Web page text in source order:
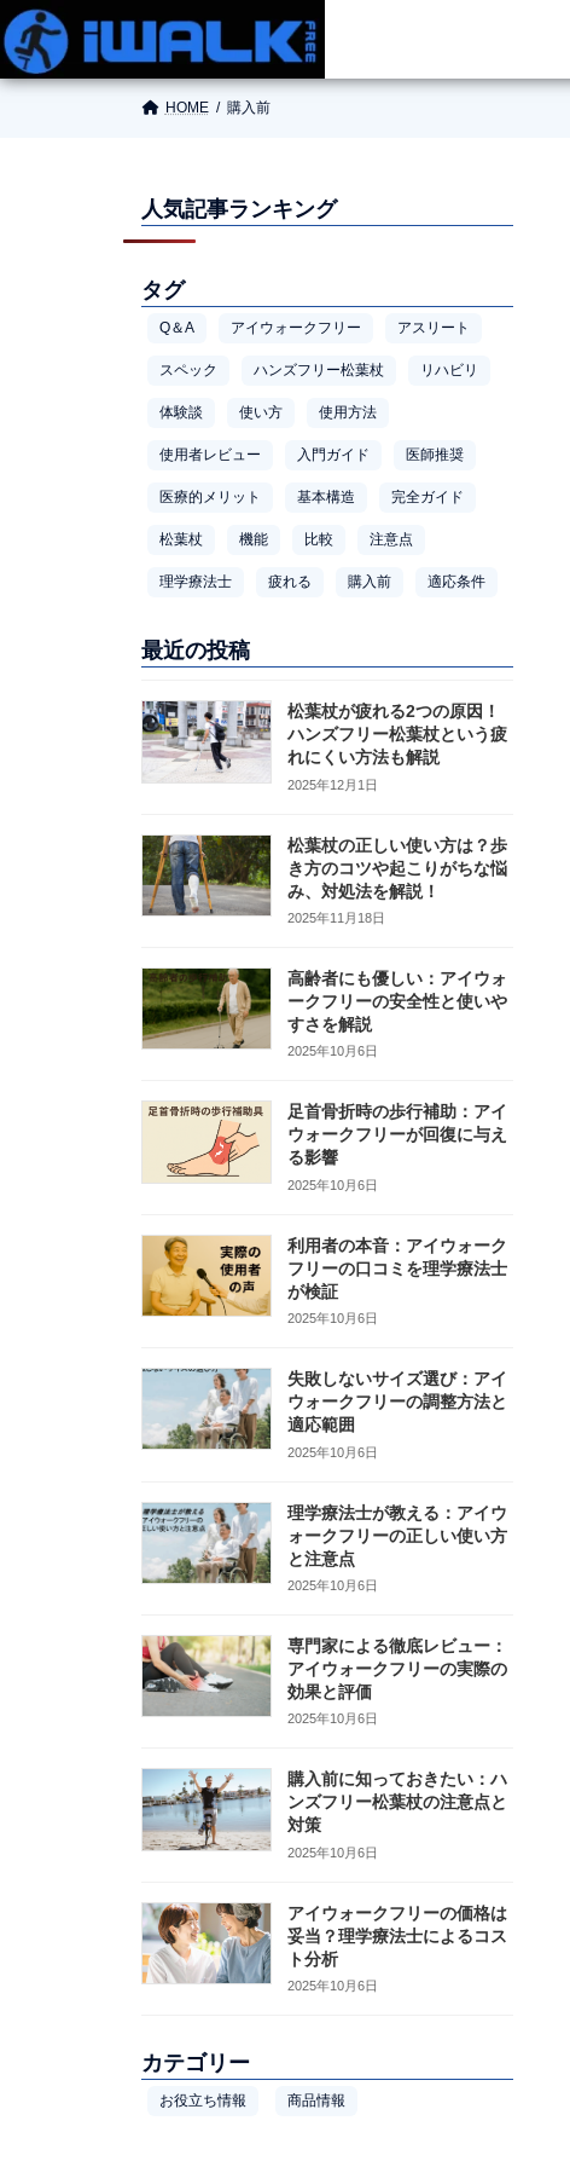
HOME 購入前
人気記事ランキング
タグ
Q＆A アイウォークフリー アスリート
スペック ハンズフリー松葉杖 リハビリ
体験談 使い方 使用方法
使用者レビュー 入門ガイド 医師推奨
医療的メリット 基本構造 完全ガイド
松葉杖 機能 比較 注意点
理学療法士 疲れる 購入前 適応条件
最近の投稿
松葉杖が疲れる2つの原因！
ハンズフリー松葉杖という疲
れにくい方法も解説
2025年12月1日
松葉杖の正しい使い方は？歩
き方のコツや起こりがちな悩
み、対処法を解説！
2025年11月18日
高齢者にも優しい：アイウォ
ークフリーの安全性と使いや
すさを解説
2025年10月6日
足首骨折時の歩行補助：アイ
ウォークフリーが回復に与え
る影響
2025年10月6日
利用者の本音：アイウォーク
フリーの口コミを理学療法士
が検証
2025年10月6日
失敗しないサイズ選び：アイ
ウォークフリーの調整方法と
適応範囲
2025年10月6日
理学療法士が教える：アイウ
ォークフリーの正しい使い方
と注意点
2025年10月6日
専門家による徹底レビュー：
アイウォークフリーの実際の
効果と評価
2025年10月6日
購入前に知っておきたい：ハ
ンズフリー松葉杖の注意点と
対策
2025年10月6日
アイウォークフリーの価格は
妥当？理学療法士によるコス
ト分析
2025年10月6日
カテゴリー
お役立ち情報 商品情報